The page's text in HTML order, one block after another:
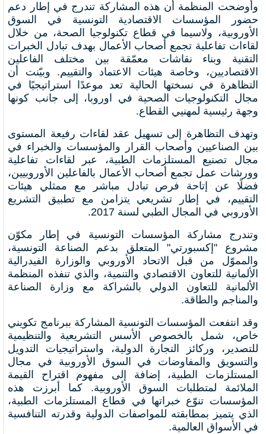
وأوضحت المنظمة أن هذه المشاركة تندرج في إطار دعم
حضور المؤسسات الاقتصادية التونسية في السوق
الأوروبية، ولاسيما في قطاع تكنولوجيا الصحة، من خلال
لقاءات تفاعلية تجمع أصحاب الأعمال بهدف تبادل الخبرات
التقنية وبناء نقاشات معمّقة بين مختلف الفاعلين
الاقتصاديين، وخاصة هيئات الاعتماد والتقييم. وبيّنت أن
التظاهرة في نسختها الحالية تعد موعدًا استراتيجيًا في
مجال التكنولوجيات الصحية في اوروبا، إلى جانب كونها
وجهة رئيسية لمهنيي القطاع.
وتهدف التظاهرة إلى تسهيل عقد لقاءات رفيعة المستوى
بين الصناعيين وأصحاب القرار والمؤسسات والخبراء في
مجال تصنيع المستلزمات الطبية، عبر لقاءات تفاعلية
وورشات عمل تجمع أصحاب الأعمال بالفاعلين الأوروبيين،
فضلًا عن إتاحة فرص تبادل مباشر مع ممثلي هيئات
التقييم، في إطار تشريعي يتزامن مع تطبيق التشريع
الأوروبي في المجال الطبي لسنة 2017.
وتندرج مشاركة المؤسسات التونسية في إطار مكوّن
مشروع "إكسبورتي" المتعلق بدعم الصناعة التونسية،
والمموّل من قبل الاتحاد الأوروبي والوزارة الفيدرالية
الألمانية للتعاون الاقتصادي والتنمية، والذي تنفذه المنظمة
الألمانية للتعاون الدولي بالشراكة مع وزارة الصناعة
والمناجم والطاقة.
وقد انتفعت المؤسسات التونسية المشاركة ببرنامج تكويني
خاص، شمل بالخصوص الأسس التشريعية والتنظيمية
للتصدير، وركائز التجارة الدولية، واستراتيجيات التدويل
والتسويق والمفاوضات في السوق الأوروبية في مجال
المستلزمات الطبية، إضافة إلى مفهوم اقتراح القيمة
الملائمة لمتطلبات السوق الأوروبية. كما أبرزت هذه
المؤسسات تنوّع خبراتها في قطاع المستلزمات الطبية،
الذي يتميز بمطابقته للمواصفات الدولية وقدرته التنافسية
في الأسواق العالمية.